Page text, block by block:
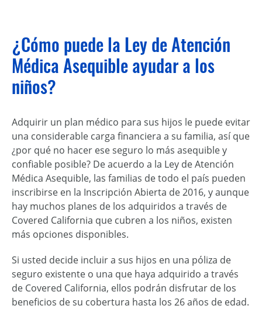
¿Cómo puede la Ley de Atención
Médica Asequible ayudar a los
niños?
Adquirir un plan médico para sus hijos le puede evitar
una considerable carga financiera a su familia, así que
¿por qué no hacer ese seguro lo más asequible y
confiable posible? De acuerdo a la Ley de Atención
Médica Asequible, las familias de todo el país pueden
inscribirse en la Inscripción Abierta de 2016, y aunque
hay muchos planes de los adquiridos a través de
Covered California que cubren a los niños, existen
más opciones disponibles.
Si usted decide incluir a sus hijos en una póliza de
seguro existente o una que haya adquirido a través
de Covered California, ellos podrán disfrutar de los
beneficios de su cobertura hasta los 26 años de edad.